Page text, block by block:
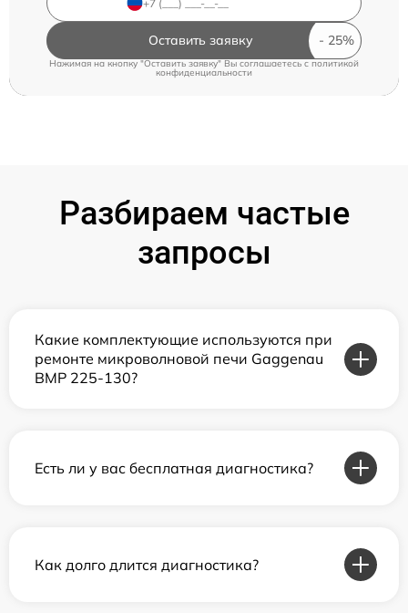
Оставить заявку
Нажимая на кнопку "Оставить заявку" Вы соглашаетесь c политикой
конфиденциальности
Разбираем частые
запросы
Какие комплектующие используются при
ремонте микроволновой печи Gaggenau
BMP 225-130?
Есть ли у вас бесплатная диагностика?
Как долго длится диагностика?